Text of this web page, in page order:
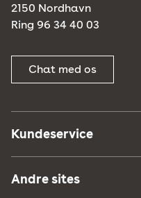
2150 Nordhavn
Ring 96 34 40 03
Chat med os
Kundeservice
Andre sites